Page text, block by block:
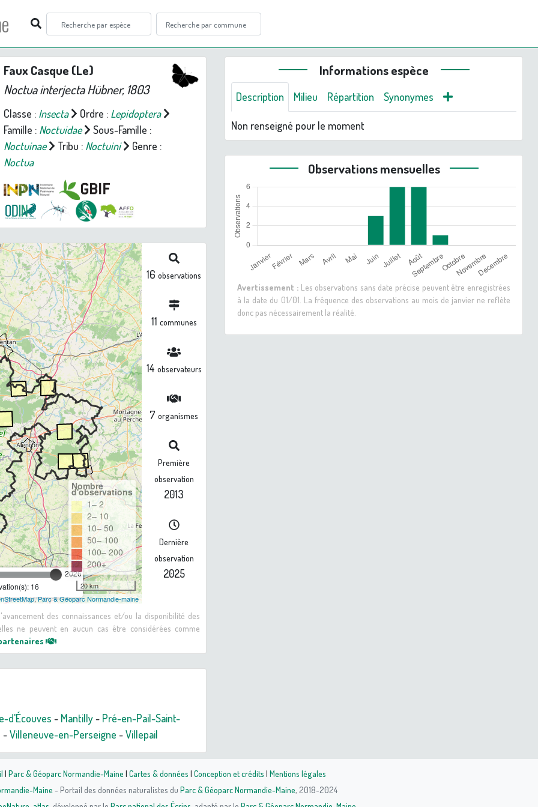
Faux Casque (Le)
Noctua interjectaHübner, 1803
Classe : Insecta Ordre : Lepidoptera
Famille : Noctuidae
Sous-Famille :
Noctuinae
Tribu : Noctuini
Genre :
Noctua
2026
16
Nombre
d'observations
1– 2
2– 10
10– 50
50– 100
100– 200
200+
20 km
,Parc & Géoparc Normandie-maine
16 observations
11 communes
14 observateurs
7organismes
Première
observation
2013
Dernière
observation
2025
des connaissances et/ou la disponibilité des
ne peuvent en aucun cas être considérées comme
d'Écouves - Mantilly- Pré-en-Pail-Saint-
-Villeneuve-en-Perseigne -Villepail
Informations espèce
Description Milieu Répartition Synonymes
Non renseigné pour le moment
Observations mensuelles
Avertissement :Les observations sans date précise peuvent être enregistrées
à la date du 01/01. La fréquence des observations au mois de janvier ne reflète
donc pas nécessairement la réalité.
| Parc & Géoparc Normandie-Maine | Cartes & données | Conception et crédits | Mentions légales
Maine - Portail des données naturalistes du Parc & Géoparc Normandie-Maine, 2018-2024